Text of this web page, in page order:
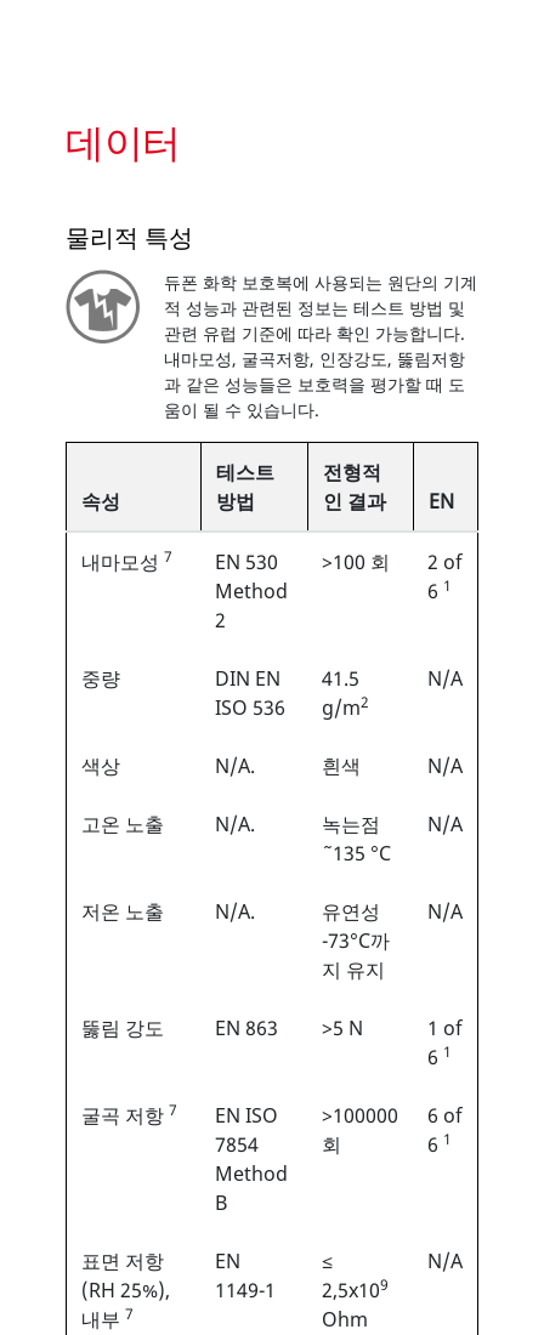
데이터
물리적 특성
듀폰 화학 보호복에 사용되는 원단의 기계
적 성능과 관련된 정보는 테스트 방법 및
관련 유럽 기준에 따라 확인 가능합니다.
내마모성, 굴곡저항, 인장강도, 뚫림저항
과 같은 성능들은 보호력을 평가할 때 도
움이 될 수 있습니다.
속성
테스트
방법
전형적
인 결과
EN
내마모성 7
EN 530
Method
2
>100 회
2 of
6 1
중량
DIN EN
ISO 536
41.5
g/m2
N/A
색상 N/A. 흰색 N/A
고온 노출 N/A.
녹는점
˜135 °C
N/A
저온 노출 N/A.
유연성
-73°C까
지 유지
N/A
뚫림 강도 EN 863 >5 N
1 of
6 1
굴곡 저항 7
EN ISO
7854
Method
B
>100000
회
6 of
6 1
표면 저항
(RH 25%),
내부 7
EN
1149-1
≤
2,5x109
Ohm
N/A